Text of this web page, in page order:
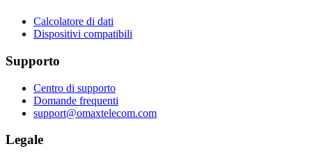
Calcolatore di dati
Dispositivi compatibili
Supporto
Centro di supporto
Domande frequenti
support@omaxtelecom.com
Legale